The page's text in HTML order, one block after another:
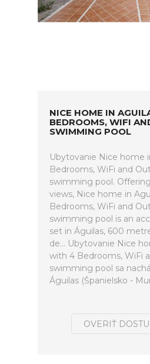
NICE HOME IN
BEDROOMS, WIFI
SWIMMING POOL
Ubytovanie Nice home
Bedrooms, WiFi and
swimming pool.
views, Nice home in
Bedrooms, WiFi and
swimming pool is an
set in Águilas, 600
de... Ubytovanie Nice
with 4 Bedrooms, WiFi
swimming pool sa
Águilas (Španielsko -
OVERIŤ